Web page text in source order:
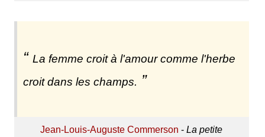
La femme croit à l'amour comme l'herbe
croit dans les champs.
Jean-Louis-Auguste Commerson -La petite